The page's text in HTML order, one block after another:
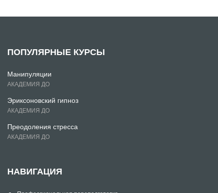
ПОПУЛЯРНЫЕ КУРСЫ
Манипуляции
АКАДЕМИЯ ДО
Эриксоновский гипноз
АКАДЕМИЯ ДО
Преодоления стресса
АКАДЕМИЯ ДО
НАВИГАЦИЯ